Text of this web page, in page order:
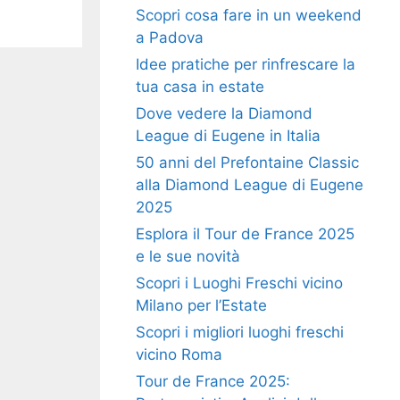
Scopri cosa fare in un weekend
a Padova
Idee pratiche per rinfrescare la
tua casa in estate
Dove vedere la Diamond
League di Eugene in Italia
50 anni del Prefontaine Classic
alla Diamond League di Eugene
2025
Esplora il Tour de France 2025
e le sue novità
Scopri i Luoghi Freschi vicino
Milano per l’Estate
Scopri i migliori luoghi freschi
vicino Roma
Tour de France 2025: